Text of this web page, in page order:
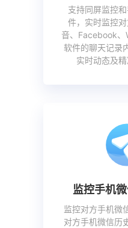
支持同屏监控
件，实时监控
音、Facebook
软件的聊天记录
实时动态及精
监控手机
监控对方手机微
对方手机微信历